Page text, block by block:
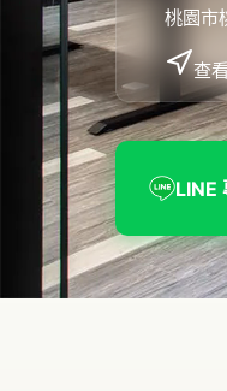
桃園市
查
LINE